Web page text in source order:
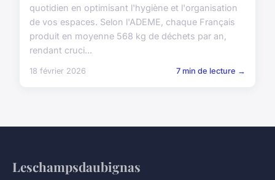
quotidien en optimisant l'hygiène et l'organisation
de vos espaces. Selon l'ADEME, chaque Français
produit en moyenne 568 kg de déchets par an,
rendant cruci...
18 février 2026 7 min de lecture →
Leschampsdaubignas